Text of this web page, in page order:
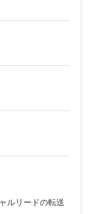
ルリードの転送